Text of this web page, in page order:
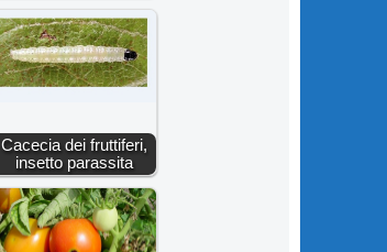
Cacecia dei fruttiferi,
insetto parassita